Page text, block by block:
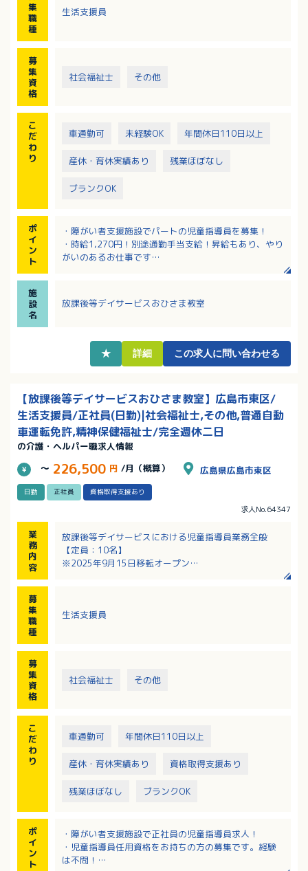
・送迎（送迎エリア：牛田、戸坂、府中、馬木、段原
集
職
種
生活支援員
募
集
資
格
社会福祉士 その他
こ
だ
わ
り
車通勤可 未経験OK 年間休日110日以上
産休・育休実績あり 残業ほぼなし
ブランクOK
ポ
イ
ン
ト
・障がい者支援施設でパートの児童指導員を募集！
・時給1,270円！別途通勤手当支給！昇給もあり、やり
がいのあるお仕事です
・週3～4日の勤務で相談可！日曜は毎週お休みで家事
や育児とも両立しやすい！
施
設
名
放課後等デイサービスおひさま教室
★ 詳細 この求人に問い合わせる
【放課後等デイサービスおひさま教室】広島市東区/
生活支援員/正社員(日勤)|社会福祉士,その他,普通自動
車運転免許,精神保健福祉士/完全週休二日
の介護・ヘルパー職求人情報
～ 226,500 円 /月（概算） 広島県広島市東区
日勤 正社員 資格取得支援あり
求人No.64347
業
務
内
容
放課後等デイサービスにおける児童指導員業務全般
【定員：10名】
※2025年9月15日移転オープン
・送迎（送迎エリア：牛田、戸坂、府中、馬木、段原
募
集
職
種
生活支援員
募
集
資
格
社会福祉士 その他
こ
だ
わ
り
車通勤可 年間休日110日以上
産休・育休実績あり 資格取得支援あり
残業ほぼなし ブランクOK
ポ
イ
ン
ト
・障がい者支援施設で正社員の児童指導員求人！
・児童指導員任用資格をお持ちの方の募集です。経験
は不問！